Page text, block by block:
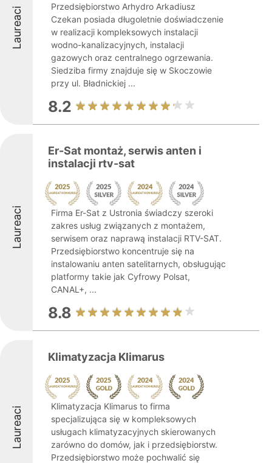
Laureaci
Przedsiębiorstwo Arhydro Arkadiusz
Czekan posiada długoletnie doświadczenie
w realizacji kompleksowych instalacji
wodno-kanalizacyjnych, instalacji
gazowych oraz centralnego ogrzewania.
Siedziba firmy znajduje się w Skoczowie
przy ul. Bładnickiej ...
8.2
Laureaci
Er-Sat montaż, serwis anten i
instalacji rtv-sat
Firma Er-Sat z Ustronia świadczy szeroki
zakres usług związanych z montażem,
serwisem oraz naprawą instalacji RTV-SAT.
Przedsiębiorstwo koncentruje się na
instalowaniu anten satelitarnych, obsługując
platformy takie jak Cyfrowy Polsat,
CANAL+, ...
8.8
Laureaci
Klimatyzacja Klimarus
Klimatyzacja Klimarus to firma
specjalizująca się w kompleksowych
usługach klimatyzacyjnych skierowanych
zarówno do domów, jak i przedsiębiorstw.
Przedsiębiorstwo może pochwalić się